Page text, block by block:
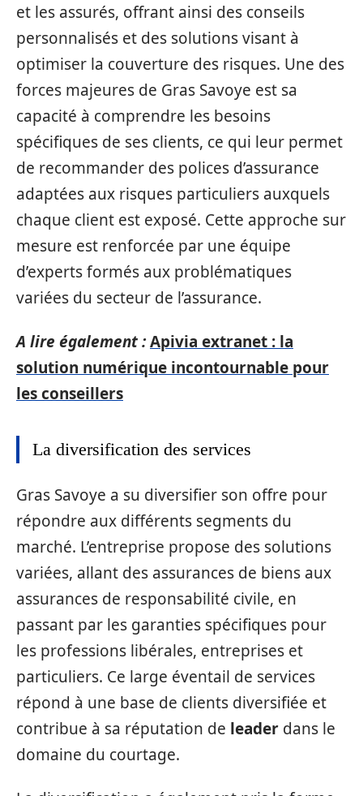
et les assurés, offrant ainsi des conseils
personnalisés et des solutions visant à
optimiser la couverture des risques. Une des
forces majeures de Gras Savoye est sa
capacité à comprendre les besoins
spécifiques de ses clients, ce qui leur permet
de recommander des polices d’assurance
adaptées aux risques particuliers auxquels
chaque client est exposé. Cette approche sur
mesure est renforcée par une équipe
d’experts formés aux problématiques
variées du secteur de l’assurance.
A lire également :Apivia extranet : la
solution numérique incontournable pour
les conseillers
La diversification des services
Gras Savoye a su diversifier son offre pour
répondre aux différents segments du
marché. L’entreprise propose des solutions
variées, allant des assurances de biens aux
assurances de responsabilité civile, en
passant par les garanties spécifiques pour
les professions libérales, entreprises et
particuliers. Ce large éventail de services
répond à une base de clients diversifiée et
contribue à sa réputation de leader dans le
domaine du courtage.